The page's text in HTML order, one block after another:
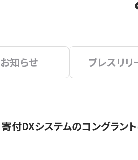
お知らせ プレスリリ
寄付DXシステムのコングラン